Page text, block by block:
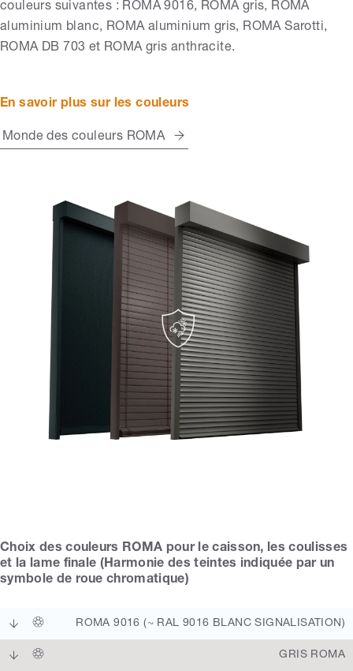
couleurs suivantes : ROMA 9016, ROMA gris, ROMA
aluminium blanc, ROMA aluminium gris, ROMA Sarotti,
ROMA DB 703 et ROMA gris anthracite.
En savoir plus sur les couleurs
Monde des couleurs ROMA
Choix des couleurs ROMA pour le caisson, les coulisses
et la lame finale (Harmonie des teintes indiquée par un
symbole de roue chromatique)
ROMA 9016 (~ RAL 9016 BLANC SIGNALISATION)
GRIS ROMA